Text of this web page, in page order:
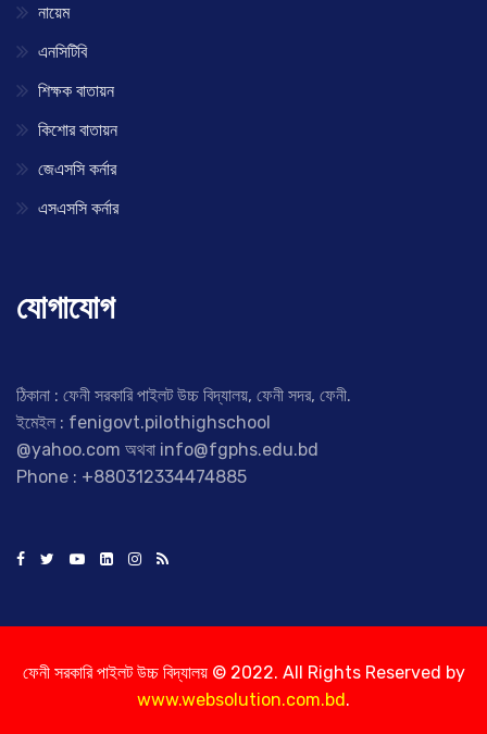
নায়েম
এনসিটিবি
শিক্ষক বাতায়ন
কিশোর বাতায়ন
জেএসসি কর্নার
এসএসসি কর্নার
যোগাযোগ
ঠিকানা : ফেনী সরকারি পাইলট উচ্চ বিদ্যালয়, ফেনী সদর, ফেনী.
ইমেইল : fenigovt.pilothighschool
@yahoo.com অথবা info@fgphs.edu.bd
Phone : +880312334474885
ফেনী সরকারি পাইলট উচ্চ বিদ্যালয় © 2022. All Rights Reserved by
www.websolution.com.bd.